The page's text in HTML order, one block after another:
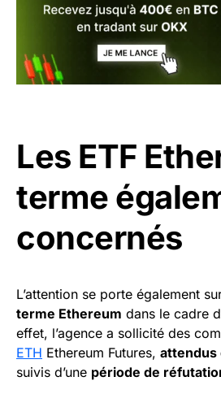
Les ETF
terme
concernés
L’attention se porte également
terme Ethereum dans le cadre
effet, l’agence a sollicité des
ETH Ethereum Futures, attendus
suivis d’une période de